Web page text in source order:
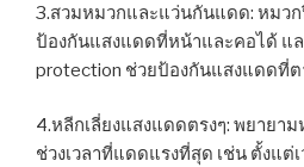
3.สวมหมวกและแว่นกันแดด: หมวก
ป้องกันแสงแดดที่หน้าและคอได้ แ
protection ช่วยป้องกันแสงแดดที่ต
4.หลีกเลี่ยงแสงแดดตรงๆ: พยายา
ช่วงเวลาที่แดดแรงที่สุด เช่น ตั้งแต่